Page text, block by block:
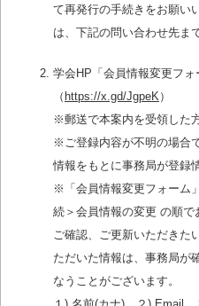
て再発行の手続きをお願い
は、下記の問い合わせ先ま
学会HP「会員情報変更フ
（ https://x.gd/JgpeK）
※郵送で本案内を受領した
※ご登録内容が不明の場合
情報をもとに事務局が登録
※「会員情報変更フォーム
続＞会員情報の変更 の順で
ご確認、ご更新いただきた
ただいた情報は、事務局が
なうことがございます。